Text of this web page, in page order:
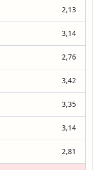
2,13
3,14
2,76
3,42
3,35
3,14
2,81